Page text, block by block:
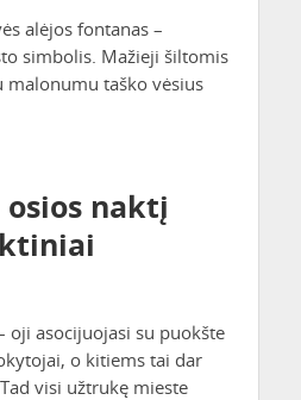
alėjos fontanas –
simbolis. Mažieji šiltomis
malonumu taško vėsius
osios naktį
oji asocijuojasi su puokšte
o kitiems tai dar
visi užtrukę mieste